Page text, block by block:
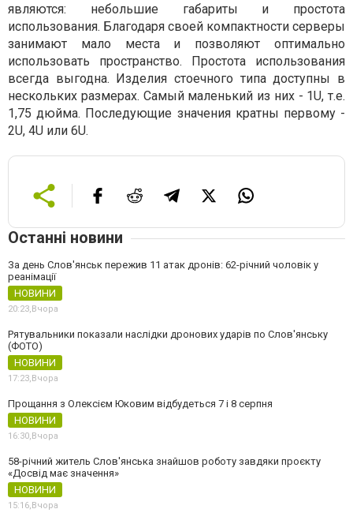
являются: небольшие габариты и простота
использования. Благодаря своей компактности серверы
занимают мало места и позволяют оптимально
использовать пространство. Простота использования
всегда выгодна. Изделия стоечного типа доступны в
нескольких размерах. Самый маленький из них - 1U, т.е.
1,75 дюйма. Последующие значения кратны первому -
2U, 4U или 6U.
Останні новини
За день Слов'янськ пережив 11 атак дронів: 62-річний чоловік у
реанімації
НОВИНИ
20:23,Вчора
Рятувальники показали наслідки дронових ударів по Слов'янську
(ФОТО)
НОВИНИ
17:23,Вчора
Прощання з Олексієм Юковим відбудеться 7 і 8 серпня
НОВИНИ
16:30,Вчора
58-річний житель Слов'янська знайшов роботу завдяки проєкту
«Досвід має значення»
НОВИНИ
15:16,Вчора